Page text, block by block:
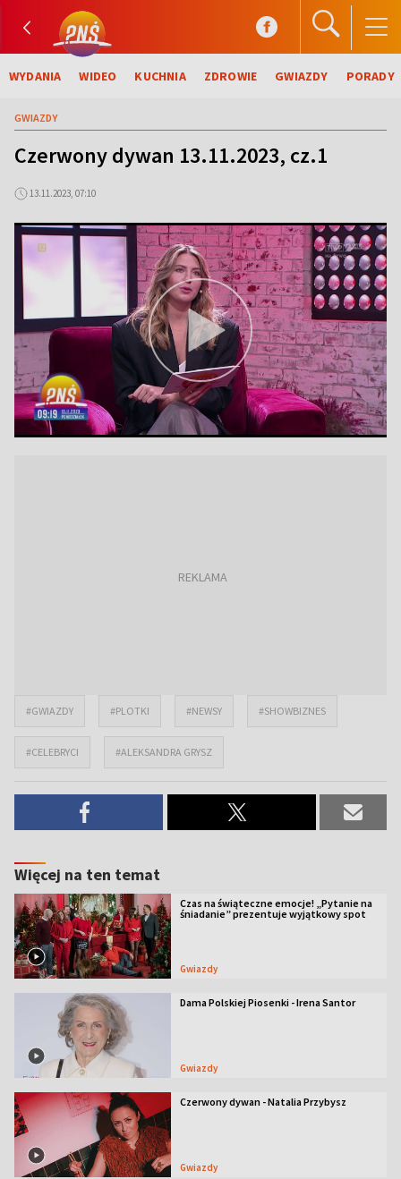
WYDANIA WIDEO KUCHNIA ZDROWIE GWIAZDY PORADY
GWIAZDY
Czerwony dywan 13.11.2023, cz.1
13.11.2023, 07:10
#GWIAZDY #PLOTKI #NEWSY #SHOWBIZNES
#CELEBRYCI #ALEKSANDRA GRYSZ
Więcej na ten temat
Czas na świąteczne emocje! „Pytanie na
śniadanie” prezentuje wyjątkowy spot
Gwiazdy
Dama Polskiej Piosenki - Irena Santor
Gwiazdy
Czerwony dywan - Natalia Przybysz
Gwiazdy